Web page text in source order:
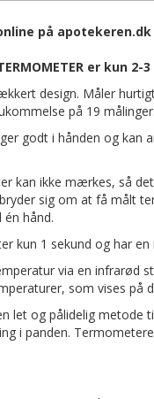
online på
er kun 2-
design. Måler
på 19 målinger.
godt i hånden og kan
kan ikke mærkes, så
sig om at få målt
hånd.
kun 1 sekund og har en
via en infrarød
som vises på
let og pålidelig metode
i panden.